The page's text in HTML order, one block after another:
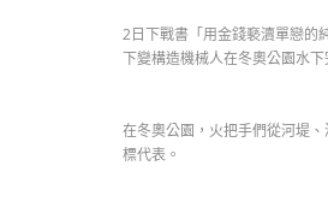
2日下戰書「用金錢褻瀆單戀的
下變構造機械人在冬奧公園水
在冬奧公園，火把手們從河堤
標代表。